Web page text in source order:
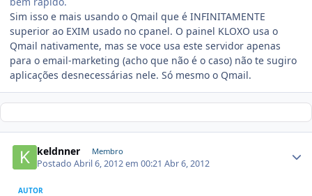
Sim isso e mais usando o Qmail que é INFINITAMENTE
superior ao EXIM usado no cpanel. O painel KLOXO usa o
Qmail nativamente, mas se voce usa este servidor apenas
para o email-marketing (acho que não é o caso) não te sugiro
aplicações desnecessárias nele. Só mesmo o Qmail.
keldnner Membro
PostadoAbril 6, 2012 em 00:21Abr 6, 2012
AUTOR